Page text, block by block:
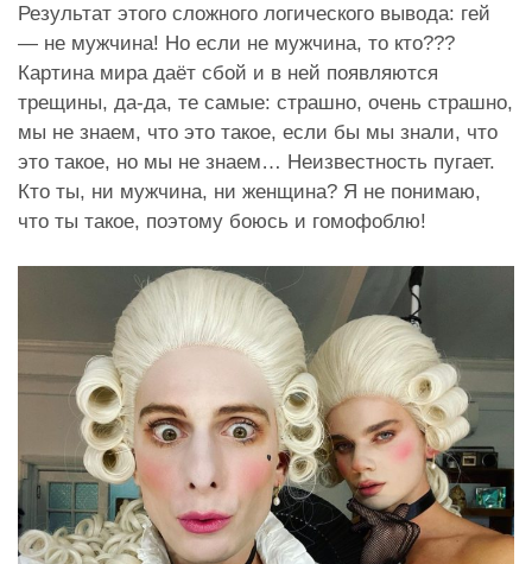
Результат этого сложного логического вывода: гей
— не мужчина! Но если не мужчина, то кто???
Картина мира даёт сбой и в ней появляются
трещины, да-да, те самые: страшно, очень страшно,
мы не знаем, что это такое, если бы мы знали, что
это такое, но мы не знаем… Неизвестность пугает.
Кто ты, ни мужчина, ни женщина? Я не понимаю,
что ты такое, поэтому боюсь и гомофоблю!